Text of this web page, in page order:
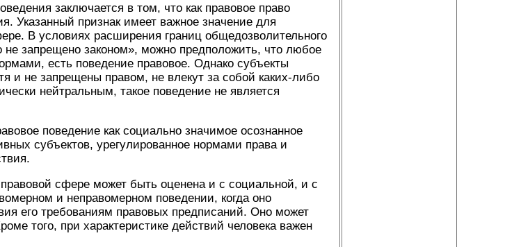
заключается в том, что как правовое право
Указанный признак имеет важное значение для
В условиях расширения границ общедозволительного
не запрещено законом», можно предположить, что любое
есть поведение правовое. Однако субъекты
и не запрещены правом, не влекут за собой каких-либо
нейтральным, такое поведение не является
поведение как социально значимое осознанное
субъектов, урегулированное нормами права и
сфере может быть оценена и с социальной, и с
и неправомерном поведении, когда оно
его требованиям правовых предписаний. Оно может
того, при характеристике действий человека важен